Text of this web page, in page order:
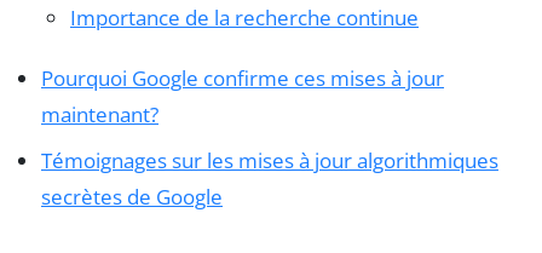
Importance de la recherche continue
Pourquoi Google confirme ces mises à jour
maintenant?
Témoignages sur les mises à jour algorithmiques
secrètes de Google